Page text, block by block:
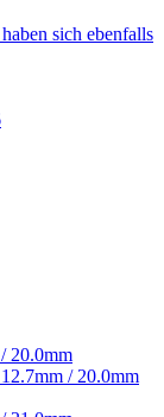
sich ebenfalls
20.0mm